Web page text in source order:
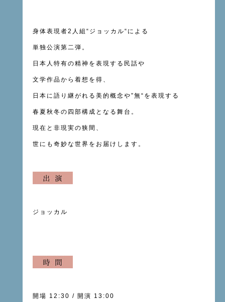
身体表現者2 人組 “ ジョッカル“ による
単独公演第二弾。
日本人特有の精神を表現する民話や
文学作品から着想を得、
日本に語り継がれる美的概念や”無“ を表現する
春夏秋冬の四部構成となる舞台。
現在と非現実の狭間、
世にも奇妙な世界をお届けします。
ジョッカル
開場 12 :30 / 開演 13 :00